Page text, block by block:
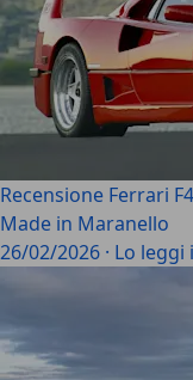
Recensione Ferrari
Made in Maranello
26/02/2026 · Lo leggi